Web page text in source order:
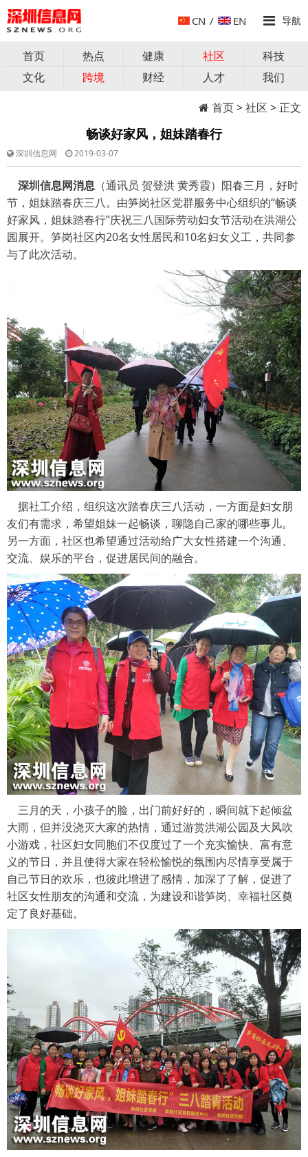
CN / EN 导航
首页 热点 健康 社区
科技
文化
跨境 财经 人才
我们
首页>社区 > 正文
畅谈好家风，姐妹踏春行
深圳信息网 2019-03-07
深圳信息网消息 （通讯员 贺登洪 黄秀霞）阳春三月，好时
节，姐妹踏春庆三八。由笋岗社区党群服务中心组织的“畅谈
好家风，姐妹踏春行”庆祝三八国际劳动妇女节活动在洪湖公
园展开。笋岗社区内20名女性居民和10名妇女义工，共同参
与了此次活动。
据社工介绍，组织这次踏春庆三八活动，一方面是妇女朋
友们有需求，希望姐妹一起畅谈，聊隐自己家的哪些事儿。
另一方面，社区也希望通过活动给广大女性搭建一个沟通、
交流、娱乐的平台，促进居民间的融合。
三月的天，小孩子的脸，出门前好好的，瞬间就下起倾盆
大雨，但并没浇灭大家的热情，通过游赏洪湖公园及大风吹
小游戏，社区妇女同胞们不仅度过了一个充实愉快、富有意
义的节日，并且使得大家在轻松愉悦的氛围内尽情享受属于
自己节日的欢乐，也彼此增进了感情，加深了了解，促进了
社区女性朋友的沟通和交流，为建设和谐笋岗、幸福社区奠
定了良好基础。